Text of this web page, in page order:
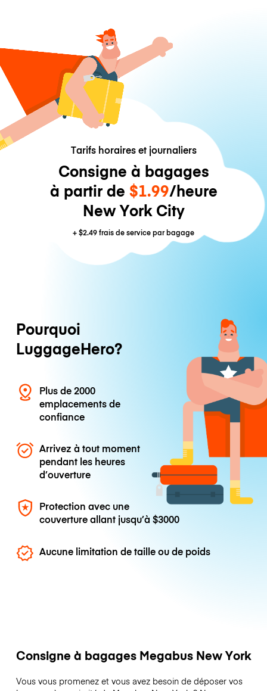
Tarifs horaires et journaliers
Consigne à bagages
à partir de $1.99/heure
New York City
+$2.49frais de service par bagage
Pourquoi
LuggageHero?
Plus de 2000
emplacements de
confiance
Arrivez à tout moment
pendant les heures
d’ouverture
Protection avec une
couverture allant jusqu’à$3000
Aucune limitation de taille ou de poids
Consigne à bagages Megabus New York
Vous vous promenez et vous avez besoin de déposer vos